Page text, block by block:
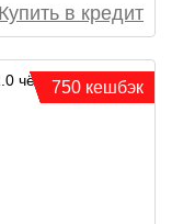
Купить в кредит
750 кешбэк